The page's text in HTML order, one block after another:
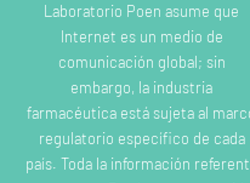
Laboratorio Poen asume que
Internet es un medio de
comunicación global; sin
embargo, la industria
farmacéutica está sujeta al
regulatorio específico de cada
país. Toda la información